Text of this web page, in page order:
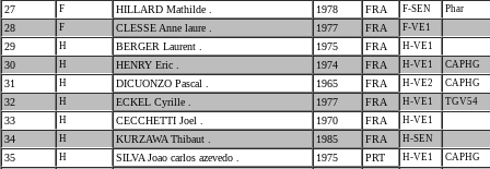
27 F HILLARD Mathilde . 1978 FRA F-SEN Phar
28 F CLESSE Anne laure . 1977 FRA F-VE1
29 H BERGER Laurent . 1975 FRA H-VE1
30 H HENRY Eric . 1974 FRA H-VE1 CAPHG
31 H DICUONZO Pascal . 1965 FRA H-VE2 CAPHG
32 H ECKEL Cyrille . 1977 FRA H-VE1 TGV54
33 H CECCHETTI Joel . 1970 FRA H-VE1
34 H KURZAWA Thibaut . 1985 FRA H-SEN
35 H SILVA Joao carlos azevedo . 1975 PRT H-VE1 CAPHG